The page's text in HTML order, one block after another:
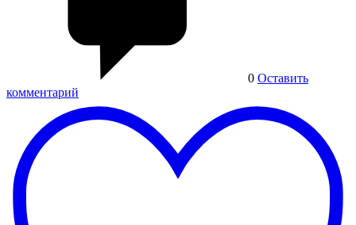
0 Оставить
комментарий